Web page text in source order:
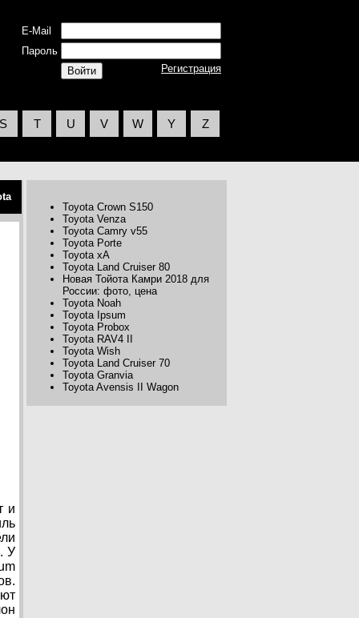
E-Mail
Пароль
Регистрация
S T U V W Y Z
и
У
Toyota Crown S150
Toyota Venza
Toyota Camry v55
Toyota Porte
Toyota xA
Toyota Land Cruiser 80
Новая Тойота Камри 2018 для
России: фото, цена
Toyota Noah
Toyota Ipsum
Toyota Probox
Toyota RAV4 II
Toyota Wish
Toyota Land Cruiser 70
Toyota Granvia
Toyota Avensis II Wagon